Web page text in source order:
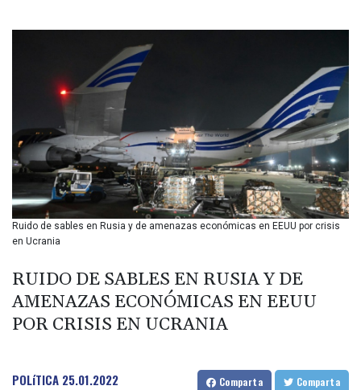
BMD 1.156136
BTN 109.688637
BWP 15.558807
BYN 3.432357
BYR 22660.258427
BZD 2.318271
CAD 1.612983
CDF 2615.761404
CLP 1055.916879
CNY 7.801146
CNH 7.796152
COP 3633.55485
CUC 1.156136
CUP 30.637594
Ruido de sables en Rusia y de amenazas económicas en EEUU por crisis
en Ucrania
RUIDO DE SABLES EN RUSIA Y DE
AMENAZAS ECONÓMICAS EN EEUU
POR CRISIS EN UCRANIA
POLíTICA 25.01.2022 Comparta Comparta